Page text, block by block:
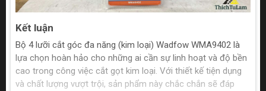
Kết luận
Bộ 4 lưỡi cắt góc đa năng (kim loại) Wadfow WMA9402 là
lựa chọn hoàn hảo cho những ai cần sự linh hoạt và độ bền
cao trong công việc cắt gọt kim loại. Với thiết kế tiện dụng
và chất lượng vượt trội, sản phẩm này chắc chắn sẽ đáp